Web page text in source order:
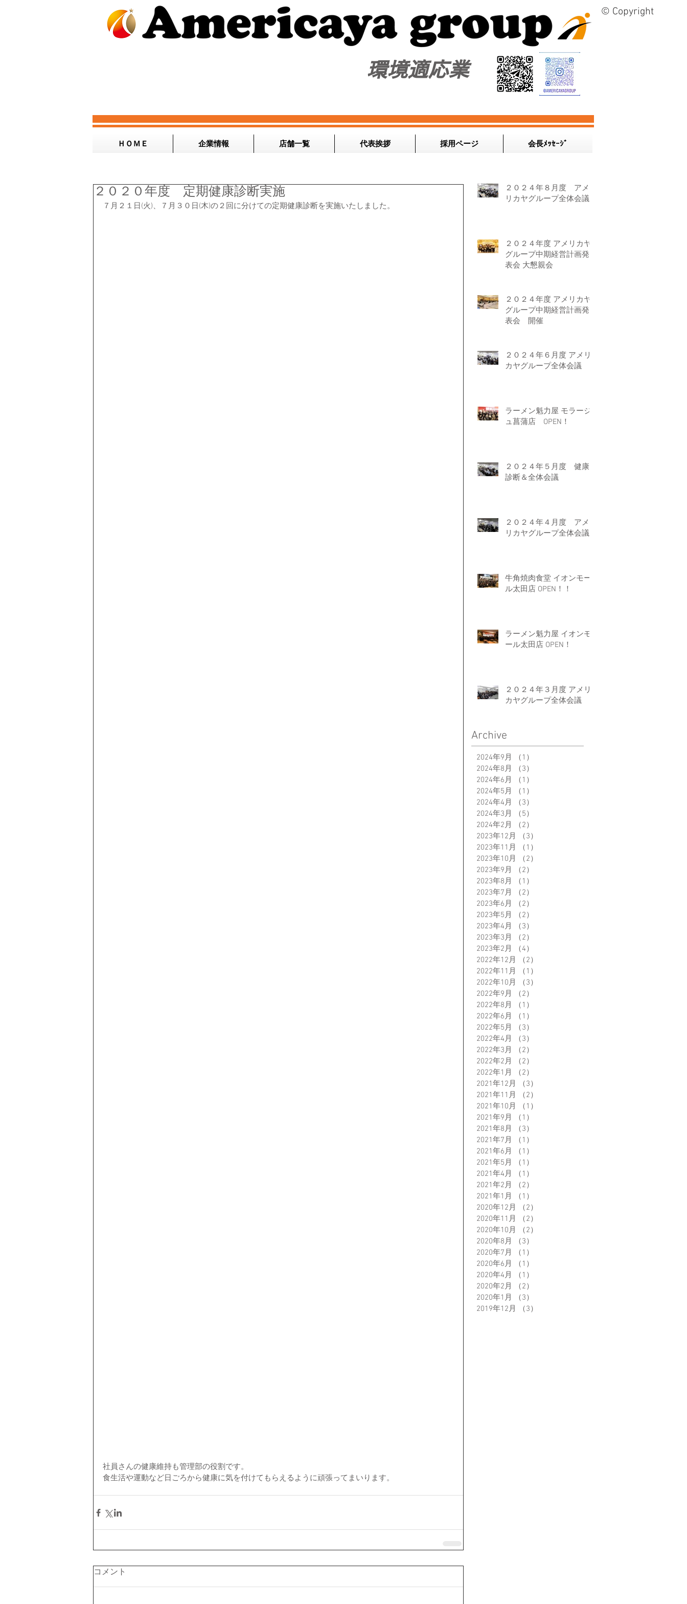
© Copyright
​環境適応業
ＨＯＭＥ 企業情報 店舗一覧 代表挨拶 採用ページ 会長ﾒｯｾｰｼﾞ
２０２０年度 定期健康診断実施
７月２１日(火)、７月３０日(木)の２回に分けての定期健康診断を実施いたしました。
社員さんの健康維持も管理部の役割です。
食生活や運動など日ごろから健康に気を付けてもらえるように頑張ってまいります。
コメント
２０２４年８月度 アメ
リカヤグループ全体会議
２０２４年度 アメリカヤ
グループ中期経営計画発
表会 大懇親会
２０２４年度 アメリカヤ
グループ中期経営計画発
表会 開催
２０２４年６月度 アメリ
カヤグループ全体会議
ラーメン魁力屋 モラージ
ュ菖蒲店 OPEN！
２０２４年５月度 健康
診断＆全体会議
２０２４年４月度 アメ
リカヤグループ全体会議
牛角焼肉食堂 イオンモー
ル太田店 OPEN！！
ラーメン魁力屋 イオンモ
ール太田店 OPEN！
２０２４年３月度 アメリ
カヤグループ全体会議
Archive
2024年9月 （1）
2024年8月
（3）
2024年6月
（1）
2024年5月
（1）
2024年4月
（3）
2024年3月
（5）
2024年2月
（2）
2023年12月
（3）
2023年11月
（1）
2023年10月
（2）
2023年9月
（2）
2023年8月
（1）
2023年7月
（2）
2023年6月
（2）
2023年5月
（2）
2023年4月
（3）
2023年3月
（2）
2023年2月
（4）
2022年12月
（2）
2022年11月
（1）
2022年10月
（3）
2022年9月
（2）
2022年8月
（1）
2022年6月
（1）
2022年5月
（3）
2022年4月
（3）
2022年3月
（2）
2022年2月
（2）
2022年1月
（2）
2021年12月
（3）
2021年11月
（2）
2021年10月
（1）
2021年9月
（1）
2021年8月
（3）
2021年7月
（1）
2021年6月
（1）
2021年5月
（1）
2021年4月
（1）
2021年2月
（2）
2021年1月
（1）
2020年12月
（2）
2020年11月
（2）
2020年10月
（2）
2020年8月
（3）
2020年7月
（1）
2020年6月
（1）
2020年4月
（1）
2020年2月
（2）
2020年1月
（3）
2019年12月
（3）